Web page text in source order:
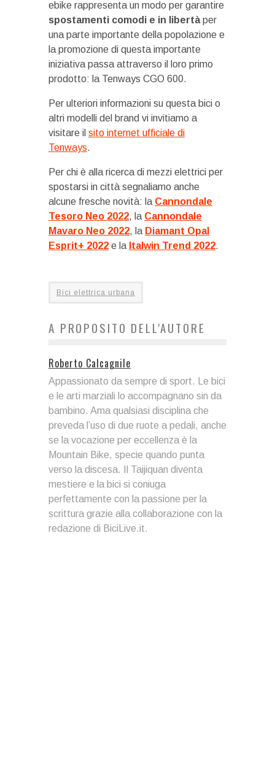
ebike rappresenta un modo per garantire
spostamenti comodi e in libertàper
una parte importante della popolazione e
la promozione di questa importante
iniziativa passa attraverso il loro primo
prodotto: la Tenways CGO 600.
Per ulteriori informazioni su questa bici o
altri modelli del brand vi invitiamo a
visitare il sito internet ufficiale di
Tenways.
Per chi è alla ricerca di mezzi elettrici per
spostarsi in città segnaliamo anche
alcune fresche novità: la Cannondale
Tesoro Neo 2022, la Cannondale
Mavaro Neo 2022, la Diamant Opal
Esprit+ 2022 e la Italwin Trend 2022.
Bici elettrica urbana
A PROPOSITO DELL'AUTORE
Roberto Calcagnile
Appassionato da sempre di sport. Le bici
e le arti marziali lo accompagnano sin da
bambino. Ama qualsiasi disciplina che
preveda l’uso di due ruote a pedali, anche
se la vocazione per eccellenza è la
Mountain Bike, specie quando punta
verso la discesa. Il Taijiquan diventa
mestiere e la bici si coniuga
perfettamente con la passione per la
scrittura grazie alla collaborazione con la
redazione di BiciLive.it.